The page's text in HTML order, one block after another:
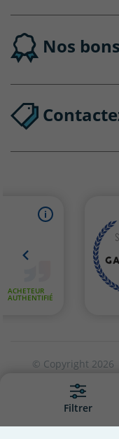
Filtrer
Nos
© Copyright 2026